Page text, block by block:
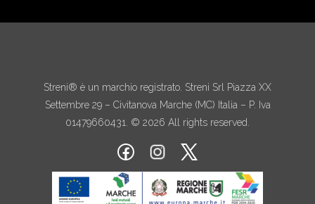
Streni® è un marchio registrato. Streni Srl Piazza XX
Settembre 29 – Civitanova Marche (MC) Italia – P. Iva
01479660431. © 2026 All rights reserved.